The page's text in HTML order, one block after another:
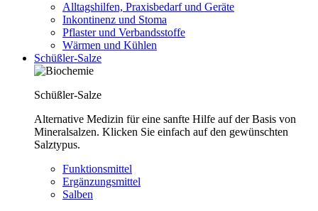
Alltagshilfen, Praxisbedarf und Geräte
Inkontinenz und Stoma
Pflaster und Verbandsstoffe
Wärmen und Kühlen
Schüßler-Salze
Schüßler-Salze
Alternative Medizin für eine sanfte Hilfe auf der Basis von
Mineralsalzen. Klicken Sie einfach auf den gewünschten
Salztypus.
Funktionsmittel
Ergänzungsmittel
Salben